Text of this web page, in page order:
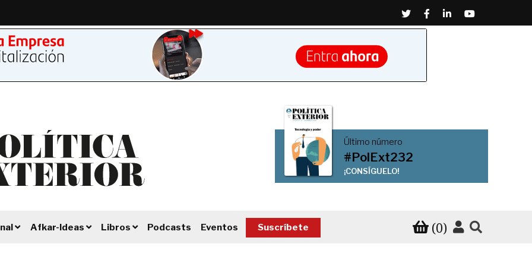
TwitterFacebook
LinkedinYoutube
Último número
#PolExt232
¡CONSÍGUELO!
Afkar-Ideas Libros Podcasts Eventos Suscríbete (0)